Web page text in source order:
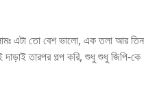
এটা তো বেশ ভালো, এক তলা আর তিন
দাড়াই তারপর গল্প করি, শুধু শুধু জিপি-কে